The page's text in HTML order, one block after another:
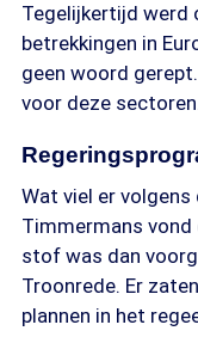
Tegelijkertijd werd
betrekkingen in
geen woord
voor deze
Wat viel er volgens
Timmermans vond
stof was dan
Troonrede. Er
plannen in het